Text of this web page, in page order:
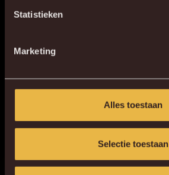
Statistieken
Marketing
Alles toestaan
Selectie toestaan